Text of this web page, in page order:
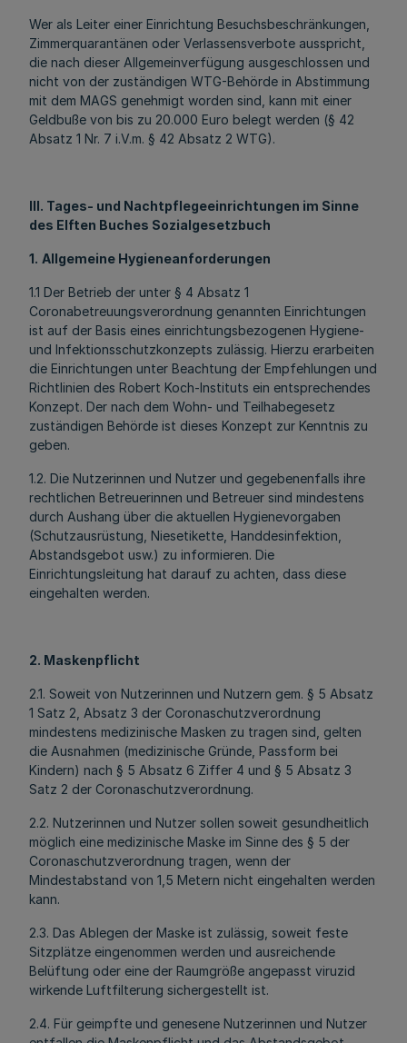
Wer als Leiter einer Einrichtung Besuchsbeschränkungen,
Zimmerquarantänen oder Verlassensverbote ausspricht,
die nach dieser Allgemeinverfügung ausgeschlossen und
nicht von der zuständigen WTG-Behörde in Abstimmung
mit dem MAGS genehmigt worden sind, kann mit einer
Geldbuße von bis zu 20.000 Euro belegt werden (§ 42
Absatz 1 Nr. 7 i.V.m. § 42 Absatz 2 WTG).
III. Tages- und Nachtpflegeeinrichtungen im Sinne
des Elften Buches Sozialgesetzbuch
1. Allgemeine Hygieneanforderungen
1.1 Der Betrieb der unter § 4 Absatz 1
Coronabetreuungsverordnung genannten Einrichtungen
ist auf der Basis eines einrichtungsbezogenen Hygiene-
und Infektionsschutzkonzepts zulässig. Hierzu erarbeiten
die Einrichtungen unter Beachtung der Empfehlungen und
Richtlinien des Robert Koch-Instituts ein entsprechendes
Konzept. Der nach dem Wohn- und Teilhabegesetz
zuständigen Behörde ist dieses Konzept zur Kenntnis zu
geben.
1.2. Die Nutzerinnen und Nutzer und gegebenenfalls ihre
rechtlichen Betreuerinnen und Betreuer sind mindestens
durch Aushang über die aktuellen Hygienevorgaben
(Schutzausrüstung, Niesetikette, Handdesinfektion,
Abstandsgebot usw.) zu informieren. Die
Einrichtungsleitung hat darauf zu achten, dass diese
eingehalten werden.
2. Maskenpflicht
2.1. Soweit von Nutzerinnen und Nutzern gem. § 5 Absatz
1 Satz 2, Absatz 3 der Coronaschutzverordnung
mindestens medizinische Masken zu tragen sind, gelten
die Ausnahmen (medizinische Gründe, Passform bei
Kindern) nach § 5 Absatz 6 Ziffer 4 und § 5 Absatz 3
Satz 2 der Coronaschutzverordnung.
2.2. Nutzerinnen und Nutzer sollen soweit gesundheitlich
möglich eine medizinische Maske im Sinne des § 5 der
Coronaschutzverordnung tragen, wenn der
Mindestabstand von 1,5 Metern nicht eingehalten werden
kann.
2.3. Das Ablegen der Maske ist zulässig, soweit feste
Sitzplätze eingenommen werden und ausreichende
Belüftung oder eine der Raumgröße angepasst viruzid
wirkende Luftfilterung sichergestellt ist.
2.4. Für geimpfte und genesene Nutzerinnen und Nutzer